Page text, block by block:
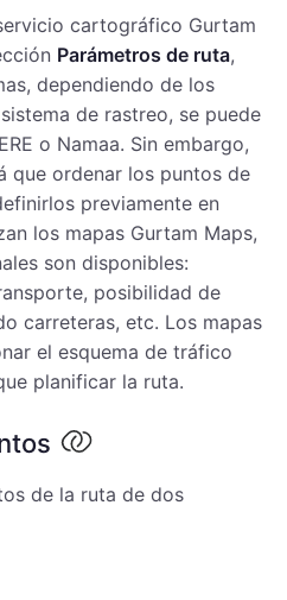
cartográfico Gurtam
Parámetros de ruta,
dependiendo de los
de rastreo, se puede
o Namaa. Sin embargo,
que ordenar los puntos de
previamente en
los mapas Gurtam Maps,
son disponibles:
posibilidad de
carreteras, etc. Los mapas
el esquema de tráfico
planificar la ruta.
de la ruta de dos